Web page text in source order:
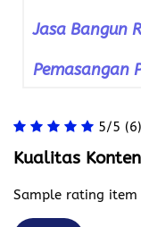
Jasa Bangun
Pemasangan
5/5 (6)
Kualitas Konten
Sample rating item